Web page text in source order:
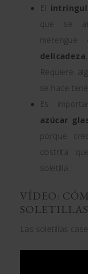
El
que se
delicadeza
Requiere
se hace
Es
azúcar
porque
costrita
soletilla.
VÍDEO:
Las soletillas